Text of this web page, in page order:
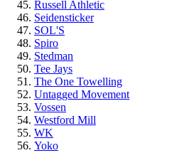
Russell Athletic
Seidensticker
SOL'S
Spiro
Stedman
Tee Jays
The One Towelling
Untagged Movement
Vossen
Westford Mill
WK
Yoko